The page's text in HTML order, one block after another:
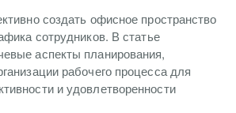
создать офисное пространство
сотрудников. В статье
аспекты планирования,
рабочего процесса для
и удовлетворенности